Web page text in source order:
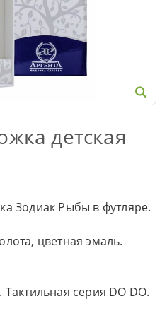
детская
Зодиак Рыбы в футляре.
цветная эмаль.
серия DO DO.